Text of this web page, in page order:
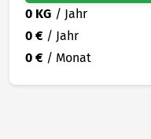
0 KG / Jahr
0 € / Jahr
0 € / Monat